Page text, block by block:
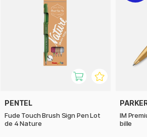
PENTEL
Fude Touch Brush Sign Pen Lot
de 4 Nature
IM
bille